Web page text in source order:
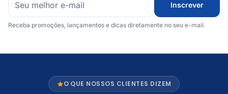
Inscrever
Receba promoções, lançamentos e dicas diretamente no seu e-mail.
O QUE NOSSOS CLIENTES DIZEM